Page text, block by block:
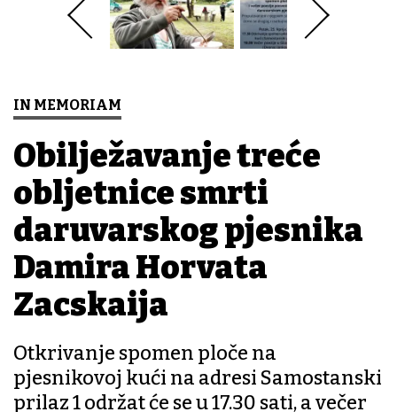
IN MEMORIAM
Obilježavanje treće
obljetnice smrti
daruvarskog pjesnika
Damira Horvata
Zacskaija
Otkrivanje spomen ploče na
pjesnikovoj kući na adresi Samostanski
prilaz 1 održat će se u 17.30 sati, a večer